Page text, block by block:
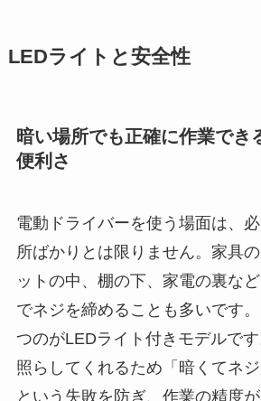
LEDライトと安全性
暗い場所でも正確に作業でき
便利さ
電動ドライバーを使う場面は、
所ばかりとは限りません。家具
ットの中、棚の下、家電の裏な
でネジを締めることも多いです
つのがLEDライト付きモデルで
照らしてくれるため「暗くてネジ
という失敗を防ぎ、作業の精度